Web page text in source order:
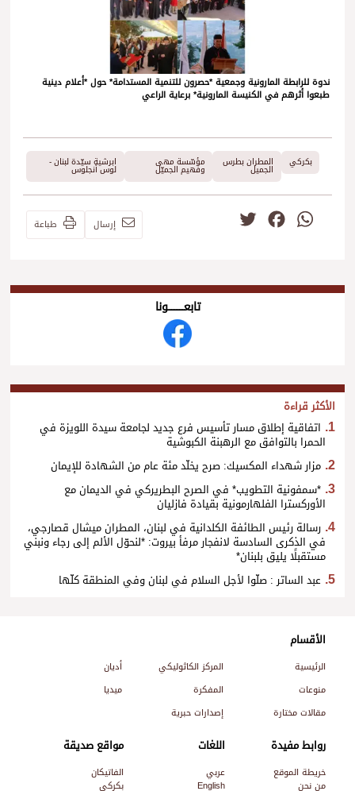
ندوة للرابطة المارونية وجمعية *حصرون للتنمية المستدامة* حول *أعلام دينية
طبعوا أثرهم في الكنيسة المارونية* برعاية الراعي
بكركي المطران بطرس
الجميل
مؤسّسة مهى
وفهيم الجميّل
ابرشية سيّدة لبنان -
لوس أنجلوس
WhatsApp
Facebook إرسال طباعة
تابعــــــــــونا
الأكثر قراءة
اتفاقية إطلاق مسار تأسيس فرع جديد لجامعة سيدة اللويزة في
الحمرا بالتوافق مع الرهبنة الكبوشية
مزار شهداء المكسيك: صرح يخلّد مئة عام من الشهادة للإيمان
*سمفونية التطويب* في الصرح البطريركي في الديمان مع
الأوركسترا الفلهارمونية بقيادة فازليان
رسالة رئيس الطائفة الكلدانية في لبنان، المطران ميشال قصارجي،
في الذكرى السادسة لانفجار مرفأ بيروت: *لنحوّل الألم إلى رجاء ونبني
مستقبلًا يليق بلبنان*
عبد الساتر : صلّوا لأجل السلام في لبنان وفي المنطقة كلّها
الأقسام
الرئيسية المركز الكاثوليكي
أديان
منوعات
المفكرة
ميديا
مقالات مختارة
إصدارات حبرية
روابط مفيدة
خريطة الموقع
من نحن
اللغات
عربي
English
مواقع صديقة
الفاتيكان
بكركي